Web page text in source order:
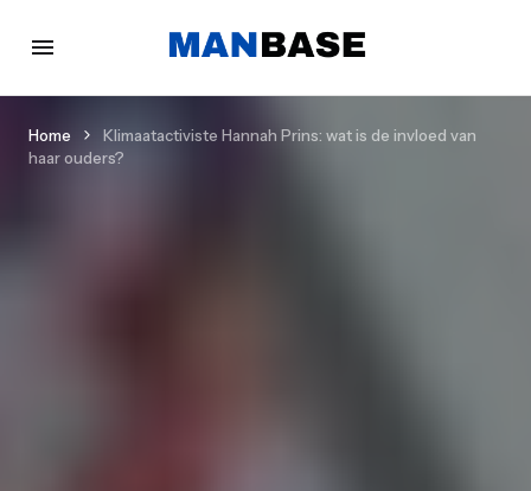
Home
Klimaatactiviste Hannah Prins: wat is de invloed van
haar ouders?